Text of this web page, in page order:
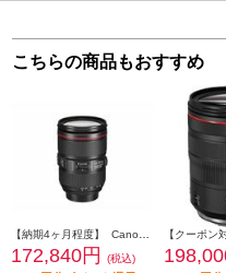
こちらの商品もおすすめ
172,840円 (税込)